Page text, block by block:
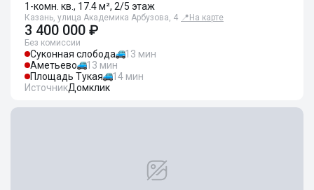
1-комн. кв., 17.4 м², 2/5 этаж
Казань, улица Академика Арбузова, 4 📍 На карте
3 400 000 ₽
Без комиссии
Суконная слобода
13 мин
Аметьево
13 мин
Площадь Тукая
14 мин
ИсточникДомклик